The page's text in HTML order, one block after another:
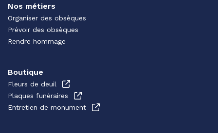
Nos métiers
Organiser des obsèques
Prévoir des obsèques
Rendre hommage
Boutique
Fleurs de deuil
Plaques funéraires
Entretien de monument